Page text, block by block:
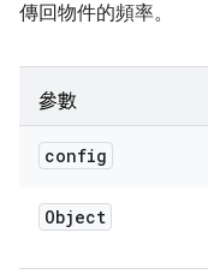
傳回物件的頻率。
參數
config
Object